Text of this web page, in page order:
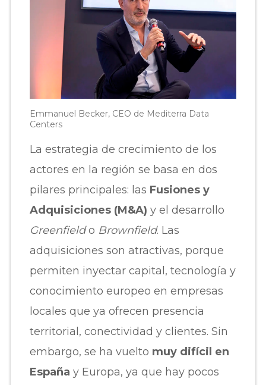
Emmanuel Becker, CEO de Mediterra Data
Centers
La estrategia de crecimiento de los
actores en la región se basa en dos
pilares principales: las Fusiones y
Adquisiciones (M&A) y el desarrollo
Greenfieldo Brownfield. Las
adquisiciones son atractivas, porque
permiten inyectar capital, tecnología y
conocimiento europeo en empresas
locales que ya ofrecen presencia
territorial, conectividad y clientes. Sin
embargo, se ha vuelto muy difícil en
España y Europa, ya que hay pocos